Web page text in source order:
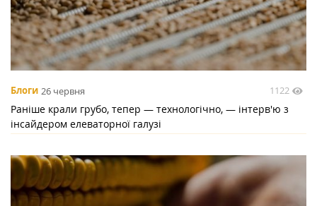
Блоги 26 червня 1122
Раніше крали грубо, тепер — технологічно, — інтерв'ю з
інсайдером елеваторної галузі